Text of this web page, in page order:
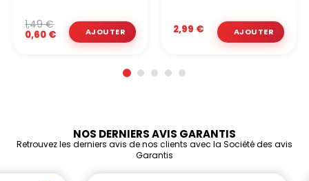
0,60 €
1,49 € 2,99 €
NOS DERNIERS AVIS GARANTIS
Retrouvez les derniers avis de nos clients avec la Société des avis
Garantis